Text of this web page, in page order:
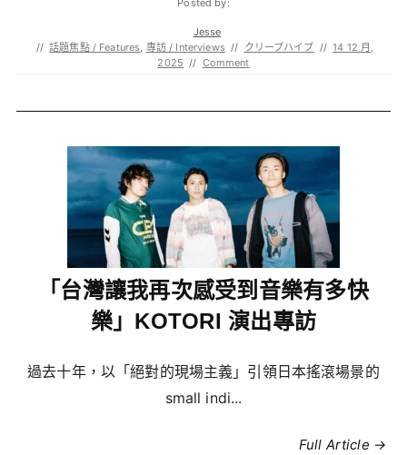
Posted by:
Jesse
// 話題焦點 / Features, 專訪 / Interviews // クリープハイプ // 14 12 月,
2025 // Comment
「台灣讓我再次感受到音樂有多快
樂」KOTORI 演出專訪
過去十年，以「絕對的現場主義」引領日本搖滾場景的
small indi...
Full Article →